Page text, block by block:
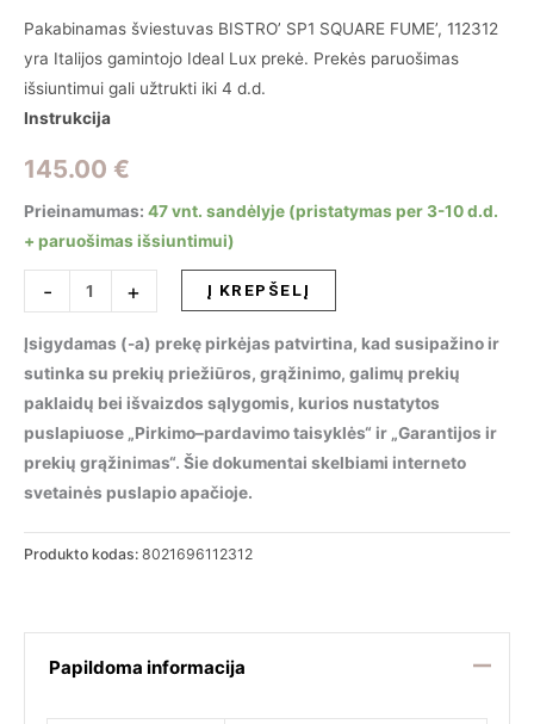
Pakabinamas šviestuvas BISTRO’ SP1 SQUARE FUME’, 112312
yra Italijos gamintojo Ideal Lux prekė. Prekės paruošimas
išsiuntimui gali užtrukti iki 4 d.d.
Instrukcija
145.00 €
Prieinamumas: 47 vnt. sandėlyje (pristatymas per 3-10 d.d.
+ paruošimas išsiuntimui)
-
produkto
kiekis:
Pakabinamas
šviestuvas
BISTRO
SP1
SQUARE
FUME,
+ Į KREPŠELĮ
Įsigydamas (-a) prekę pirkėjas patvirtina, kad susipažino ir
sutinka su prekių priežiūros, grąžinimo, galimų prekių
paklaidų bei išvaizdos sąlygomis, kurios nustatytos
puslapiuose „Pirkimo–pardavimo taisyklės“ ir „Garantijos ir
prekių grąžinimas“. Šie dokumentai skelbiami interneto
svetainės puslapio apačioje.
Produkto kodas: 8021696112312
Papildoma informacija